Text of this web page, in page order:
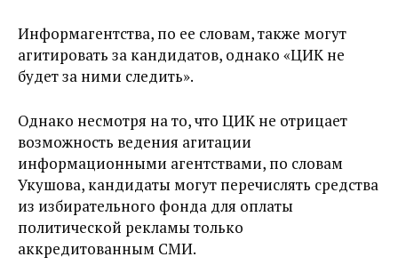
Информагентства, по ее словам, также могут
агитировать за кандидатов, однако «ЦИК не
будет за ними следить».
Однако несмотря на то, что ЦИК не отрицает
возможность ведения агитации
информационными агентствами, по словам
Укушова, кандидаты могут перечислять средства
из избирательного фонда для оплаты
политической рекламы только
аккредитованным СМИ.